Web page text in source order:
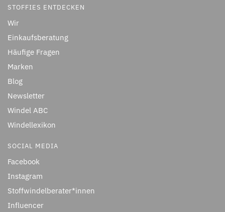
STOFFIES ENTDECKEN
Wir
Einkaufsberatung
Häufige Fragen
Marken
Blog
Newsletter
Windel ABC
Windellexikon
SOCIAL MEDIA
Facebook
Instagram
Stoffwindelberater*innen
Influencer